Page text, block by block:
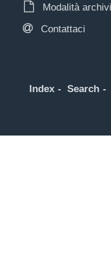
Modalità
Contattaci
Index Search